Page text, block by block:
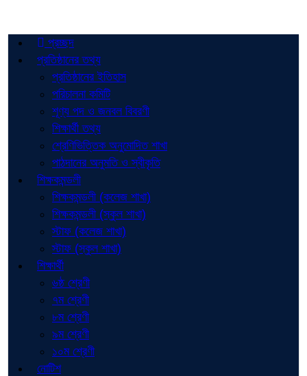
প্রচ্ছদ
প্রতিষ্ঠানের তথ্য
প্রতিষ্ঠানের ইতিহাস
পরিচালনা কমিটি
শূণ্য পদ ও জনবল বিবরণী
শিক্ষার্থী তথ্য
শ্রেণিভিত্তিক অনুমোদিত শাখা
পাঠদানের অনুমতি ও স্বীকৃতি
শিক্ষকমন্ডলী
শিক্ষকমন্ডলী (কলেজ শাখা)
শিক্ষকমন্ডলী (স্কুল শাখা)
স্টাফ (কলেজ শাখা)
স্টাফ (স্কুল শাখা)
শিক্ষার্থী
৬ষ্ঠ শ্রেণী
৭ম শ্রেণী
৮ম শ্রেণী
৯ম শ্রেণী
১০ম শ্রেণী
নোটিশ